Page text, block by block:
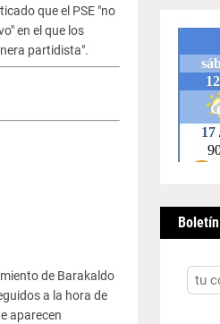
que el PSE "no
en el que los
partidista".
de Barakaldo
a la hora de
aparecen